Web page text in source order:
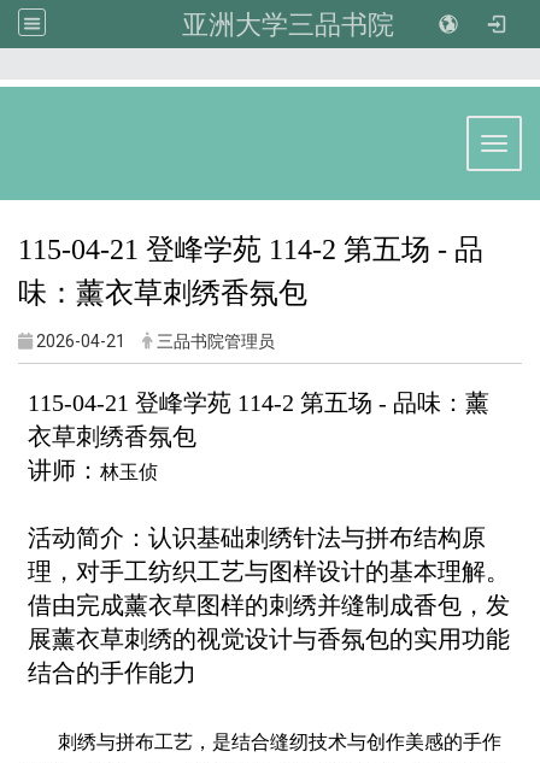
亚洲大学三品书院
115-04-21 登峰学苑 114-2 第五场 - 品
味：薰衣草刺绣香氛包
2026-04-21 三品书院管理员
115-04-21 登峰学苑 114-2 第五场 - 品味：薰
衣草刺绣香氛包
讲师： 林玉侦
活动简介： 认识基础刺绣针法与拼布结构原
理，对手工纺织工艺与图样设计的基本理解。
借由完成薰衣草图样的刺绣并缝制成香包，发
展薰衣草刺绣的视觉设计与香氛包的实用功能
结合的手作能力
刺绣与拼布工艺，是结合缝纫技术与创作美感的手作